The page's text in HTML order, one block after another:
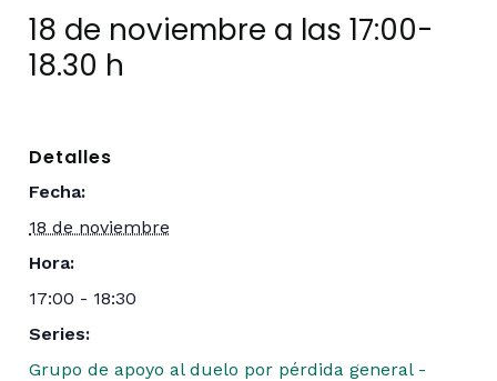
18 de noviembre a las 17:00-
18.30 h
Detalles
Fecha:
18 de noviembre
Hora:
17:00 - 18:30
Series:
Grupo de apoyo al duelo por pérdida general -